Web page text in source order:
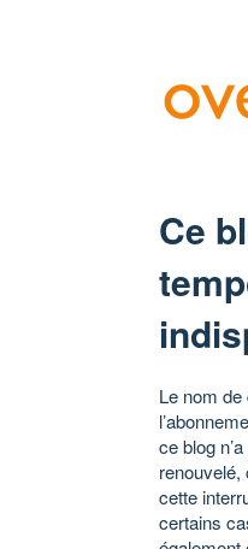
Ce
Le nom
ce blog
renouvelé,
cette
certains